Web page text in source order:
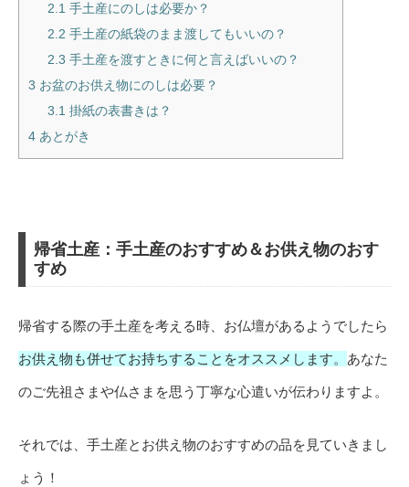
2.1 手土産にのしは必要か？
2.2 手土産の紙袋のまま渡してもいいの？
2.3 手土産を渡すときに何と言えばいいの？
3 お盆のお供え物にのしは必要？
3.1 掛紙の表書きは？
4 あとがき
帰省土産：手土産のおすすめ＆お供え物のおす
すめ
帰省する際の手土産を考える時、お仏壇があるようでしたら
お供え物も併せてお持ちすることをオススメします。 あなた
のご先祖さまや仏さまを思う丁寧な心遣いが伝わりますよ。
それでは、手土産とお供え物のおすすめの品を見ていきまし
ょう！